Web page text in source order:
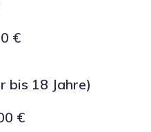
€
bis 18 Jahre)
€